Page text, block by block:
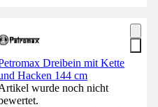
Dreibein mit Kette
Hacken 144 cm
wurde noch nicht